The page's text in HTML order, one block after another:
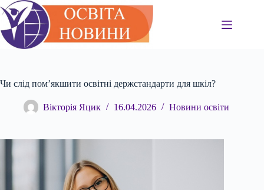
Перейти
до
вмісту
Чи слід пом’якшити освітні держстандарти для шкіл?
Вікторія Яцик 16.04.2026 Новини освіти